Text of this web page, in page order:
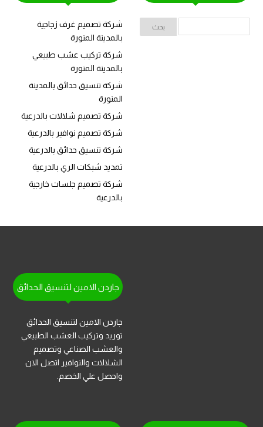
شركة تصميم غرف زجاجية
بالمدينة المنورة
شركة تركيب عشب طبيعي
بالمدينة المنورة
شركة تنسيق حدائق بالمدينة
المنورة
شركة تصميم شلالات بالدرعية
شركة تصميم نوافير بالدرعية
شركة تنسيق حدائق بالدرعية
تمديد شبكات الري بالدرعية
شركة تصميم جلسات خارجية
بالدرعية
جاردن الامين لتنسيق الحدائق
جاردن الامين لتنسيق الحدائق
توريد وتركيب العشب الطبيعي
والعشب الصناعي وتصميم
الشلالات والنوافير اتصل الان
واحصل علي الخصم.